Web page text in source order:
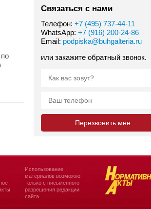
Связаться с нами
Телефон: +7 (495) 737-44-11
WhatsApp: +7 (916) 200-24-86
Email: podpiska@buhgalteria.ru
или закажите обратный звонок.
Использование
материалов возможно
только с письменного
разрешения редакции
сайта